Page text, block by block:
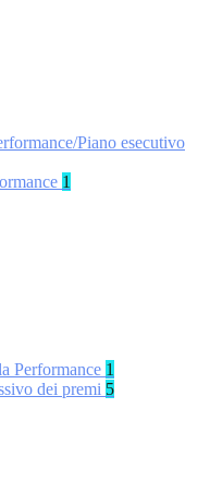
Piano esecutivo
1
Performance 1
dei premi 5